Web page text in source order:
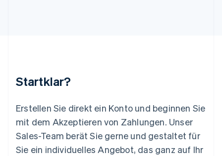
Startklar?
Erstellen Sie direkt ein Konto und beginnen Sie
mit dem Akzeptieren von Zahlungen. Unser
Sales-Team berät Sie gerne und gestaltet für
Sie ein individuelles Angebot, das ganz auf Ihr
Mexiko
English
Niederlande
Nederlands English
Norwegen
English